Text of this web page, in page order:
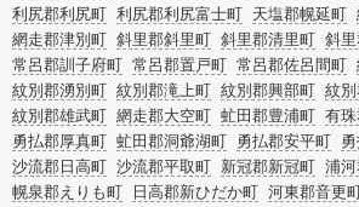
利尻郡利尻町 利尻郡利尻富士町 天塩郡幌延町
網走郡津別町 斜里郡斜里町 斜里郡清里町 斜
常呂郡訓子府町 常呂郡置戸町 常呂郡佐呂間町
紋別郡湧別町 紋別郡滝上町 紋別郡興部町 紋
紋別郡雄武町 網走郡大空町 虻田郡豊浦町 有
勇払郡厚真町 虻田郡洞爺湖町 勇払郡安平町
沙流郡日高町 沙流郡平取町 新冠郡新冠町 浦
幌泉郡えりも町
日高郡新ひだか町 河東郡音更